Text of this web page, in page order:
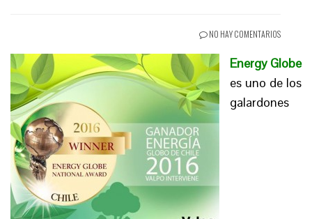
NO HAY COMENTARIOS
Energy Globe
es uno de los
galardones